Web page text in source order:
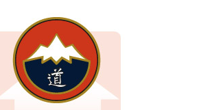
qui est Georges Charles